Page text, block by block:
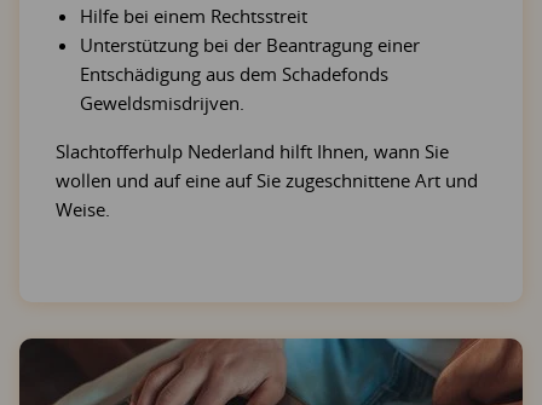
Hilfe bei einem Rechtsstreit
Unterstützung bei der Beantragung einer
Entschädigung aus dem Schadefonds
Geweldsmisdrijven.
Slachtofferhulp Nederland hilft Ihnen, wann Sie
wollen und auf eine auf Sie zugeschnittene Art und
Weise.